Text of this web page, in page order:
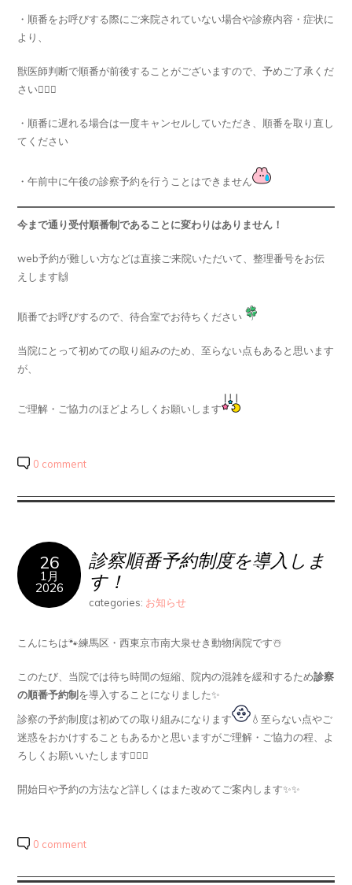
・順番をお呼びする際にご来院されていない場合や診療内容・症状に
より、
獣医師判断で順番が前後することがございますので、予めご了承くだ
さい🙇🏻‍♀️
・順番に遅れる場合は一度キャンセルしていただき、順番を取り直し
てください
・午前中に午後の診察予約を行うことはできません
今まで通り受付順番制であることに変わりはありません！
web予約が難しい方などは直接ご来院いただいて、整理番号をお伝
えします🙌
順番でお呼びするので、待合室でお待ちください
当院にとって初めての取り組みのため、至らない点もあると思います
が、
ご理解・ご協力のほどよろしくお願いします
0 comment
26
1月
2026
診察順番予約制度を導入しま
す！
categories: お知らせ
こんにちは🐾練馬区・西東京市南大泉せき動物病院です☃️
このたび、当院では待ち時間の短縮、院内の混雑を緩和するため診察
の順番予約制 を導入することになりました✨
診察の予約制度は初めての取り組みになります
💧至らない点やご
迷惑をおかけすることもあるかと思いますがご理解・ご協力の程、よ
ろしくお願いいたします🙇🏻‍♀️
開始日や予約の方法など詳しくはまた改めてご案内します✨✨
0 comment